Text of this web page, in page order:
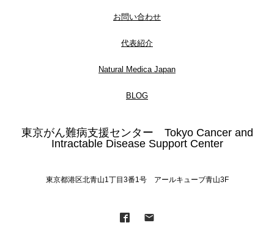
お問い合わせ
代表紹介
Natural Medica Japan
BLOG
東京がん難病支援センター Tokyo Cancer and
Intractable Disease Support Center
東京都港区北青山1丁目3番1号 アールキューブ青山3F